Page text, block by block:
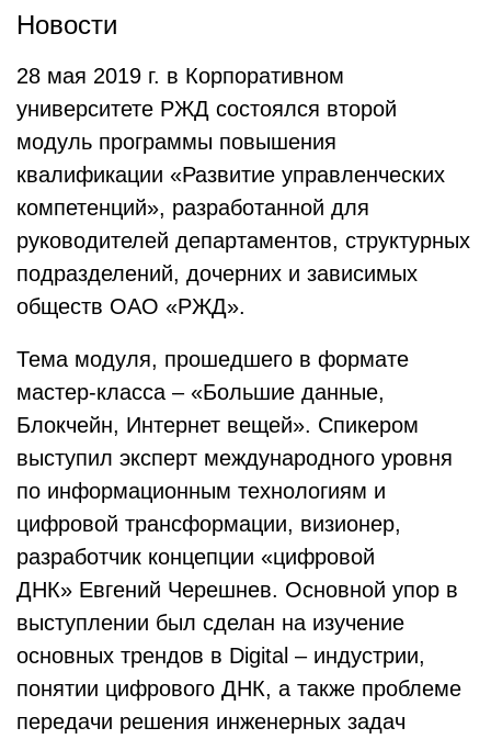
Новости
28 мая 2019 г. в Корпоративном
университете РЖД состоялся второй
модуль программы повышения
квалификации «Развитие управленческих
компетенций», разработанной для
руководителей департаментов, структурных
подразделений, дочерних и зависимых
обществ ОАО «РЖД».
Тема модуля, прошедшего в формате
мастер-класса – «Большие данные,
Блокчейн, Интернет вещей». Спикером
выступил эксперт международного уровня
по информационным технологиям и
цифровой трансформации, визионер,
разработчик концепции «цифровой
ДНК» Евгений Черешнев. Основной упор в
выступлении был сделан на изучение
основных трендов в Digital – индустрии,
понятии цифрового ДНК, а также проблеме
передачи решения инженерных задач